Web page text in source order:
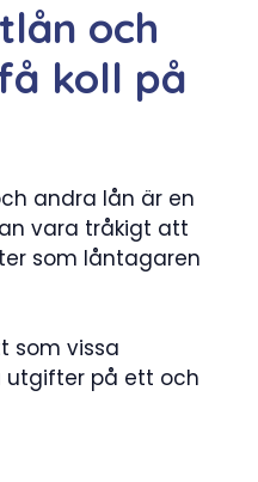
och
koll på
andra lån är en
vara tråkigt att
som låntagaren
som vissa
utgifter på ett och